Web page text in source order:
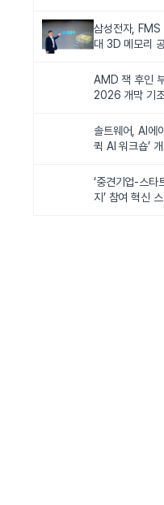
삼성전자,
대 3D 메모리
AMD 잭 후인
2026 개막 기
솔트웨어, AI에
퀵 AI 워크숍’
‘중견기업-스타
지’ 참여 혁신